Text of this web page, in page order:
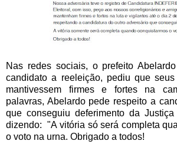
Nas redes sociais, o prefeito
candidato a reeleição, pediu que
mantivessem firmes e fortes na
palavras, Abelardo pede respeito a
que conseguiu deferimento da
dizendo: "A vitória só será completa
o voto na urna. Obrigado a todos!